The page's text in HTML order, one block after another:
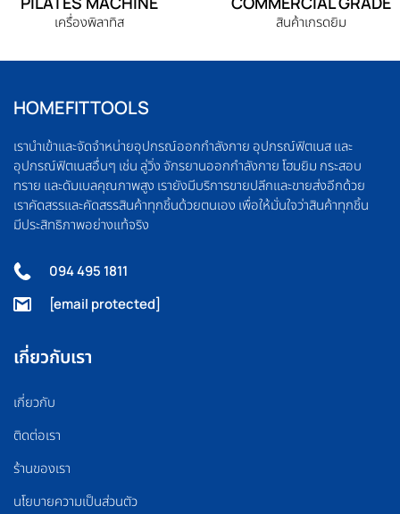
เครื่องพิลาทิส สินค้าเกรดยิม
HOMEFITTOOLS
เรานำเข้าและจัดจำหน่ายอุปกรณ์ออกกำลังกาย อุปกรณ์ฟิตเนส และ
อุปกรณ์ฟิตเนสอื่นๆ เช่น ลู่วิ่ง จักรยานออกกำลังกาย โฮมยิม กระสอบ
ทราย และดัมเบลคุณภาพสูง เรายังมีบริการขายปลีกและขายส่งอีกด้วย
เราคัดสรรและคัดสรรสินค้าทุกชิ้นด้วยตนเอง เพื่อให้มั่นใจว่าสินค้าทุกชิ้น
มีประสิทธิภาพอย่างแท้จริง
094 495 1811
[email protected]
เกี่ยวกับเรา
เกี่ยวกับ
ติดต่อเรา
ร้านของเรา
นโยบายความเป็นส่วนตัว